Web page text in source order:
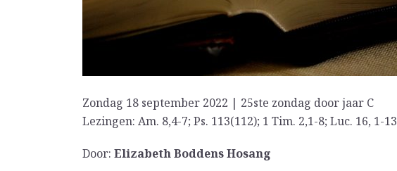
Zondag 18 september 2022 | 25ste zondag door jaar C
Lezingen: Am. 8,4-7; Ps. 113(112); 1 Tim. 2,1-8; Luc. 16, 1-13
Door: Elizabeth Boddens Hosang